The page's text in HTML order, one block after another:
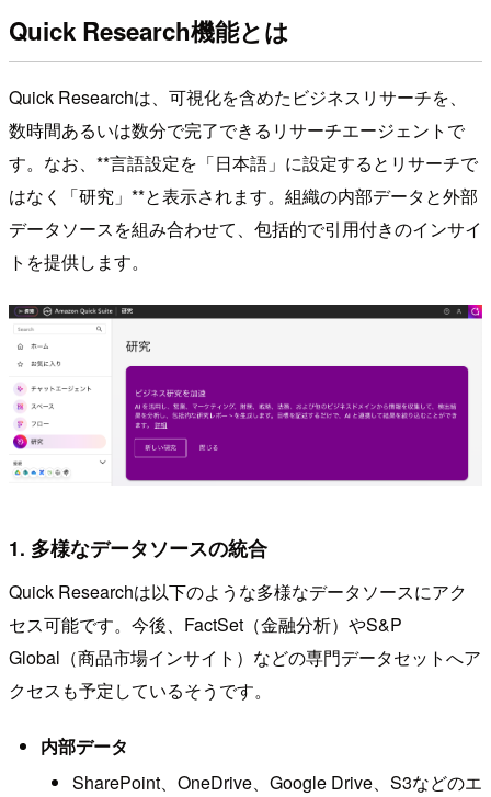
Quick Research機能とは
Quick Researchは、可視化を含めたビジネスリサーチを、
数時間あるいは数分で完了できるリサーチエージェントで
す。なお、**言語設定を「日本語」に設定するとリサーチで
はなく「研究」**と表示されます。組織の内部データと外部
データソースを組み合わせて、包括的で引用付きのインサイ
トを提供します。
1. 多様なデータソースの統合
Quick Researchは以下のような多様なデータソースにアク
セス可能です。今後、FactSet（金融分析）やS&P
Global（商品市場インサイト）などの専門データセットへア
クセスも予定しているそうです。
内部データ
SharePoint、OneDrive、Google Drive、S3などのエ